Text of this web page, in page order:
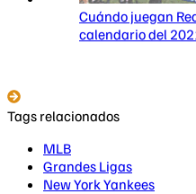
Cuándo juegan
calendario del
Tags relacionados
MLB
Grandes Ligas
New York Yankees